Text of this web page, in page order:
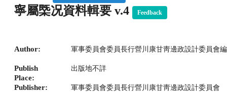
寧屬㮣况資料輯要 v.4 Feedback
Author: 軍事委員會委員長行營川康甘靑邊政設計委員會編
Publish
Place:
出版地不詳
Publisher: 軍事委員會委員長行營川康甘靑邊政設計委員會